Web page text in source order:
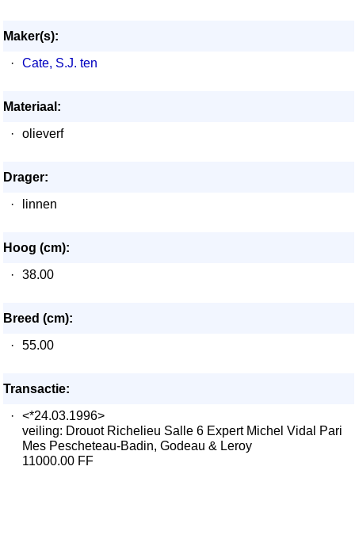
Maker(s):
·
Cate, S.J. ten
Materiaal:
·
olieverf
Drager:
·
linnen
Hoog (cm):
·
38.00
Breed (cm):
·
55.00
Transactie:
·
<*24.03.1996>
veiling: Drouot Richelieu Salle 6 Expert Michel Vidal Pari
Mes Pescheteau-Badin, Godeau & Leroy
11000.00 FF